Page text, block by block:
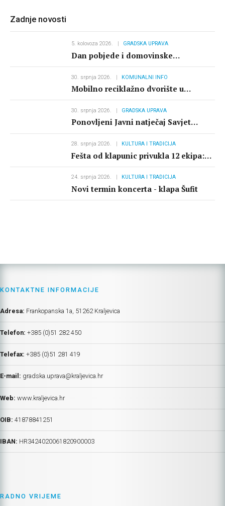
Zadnje novosti
5. kolovoza 2026. GRADSKA UPRAVA
Dan pobjede i domovinske
zahvalnosti i Dan hrvatskih branitelja
30. srpnja 2026. KOMUNALNI INFO
Mobilno reciklažno dvorište u
Bakarcu od 17 do 28.8.2026. zatvoreno
30. srpnja 2026. GRADSKA UPRAVA
Ponovljeni Javni natječaj Savjet
mladih Grada Kraljevice 2026.
28. srpnja 2026. KULTURA I TRADICIJA
Fešta od klapunic privukla 12 ekipa:
pobjeda ŠRK Škarpina
24. srpnja 2026. KULTURA I TRADICIJA
Novi termin koncerta - klapa Šufit
KONTAKTNE INFORMACIJE
Adresa: Frankopanska 1a, 51262 Kraljevica
Telefon: +385 (0)51 282 450
Telefax: +385 (0)51 281 419
E-mail: gradska.uprava@kraljevica.hr
Web: www.kraljevica.hr
OIB: 41878841251
IBAN: HR3424020061820900003
RADNO VRIJEME